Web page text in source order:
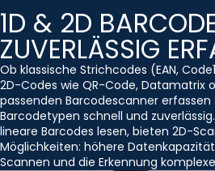
1D & 2D
ZUVERLÄSSIG
Ob klassische Strichcodes (EAN,
2D-Codes wie QR-Code, Datamatrix
passenden Barcodescanner erfassen
Barcodetypen schnell und
lineare Barcodes lesen, bieten 2D-
Möglichkeiten: höhere
Scannen und die Erkennung